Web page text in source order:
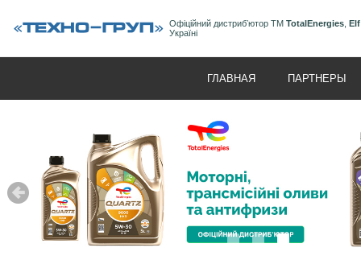
Офіційний дистрибʼютор ТМ TotalEnergies Elf
Україні
ГЛАВНАЯ ПАРТНЕРЫ